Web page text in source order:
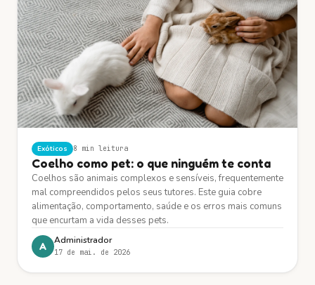
Exóticos 8 min leitura
Coelho como pet: o que ninguém te conta
Coelhos são animais complexos e sensíveis, frequentemente
mal compreendidos pelos seus tutores. Este guia cobre
alimentação, comportamento, saúde e os erros mais comuns
que encurtam a vida desses pets.
A Administrador
17 de mai. de 2026